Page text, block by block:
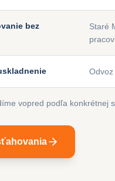
bez
Staré
vopred podľa konkrétnej